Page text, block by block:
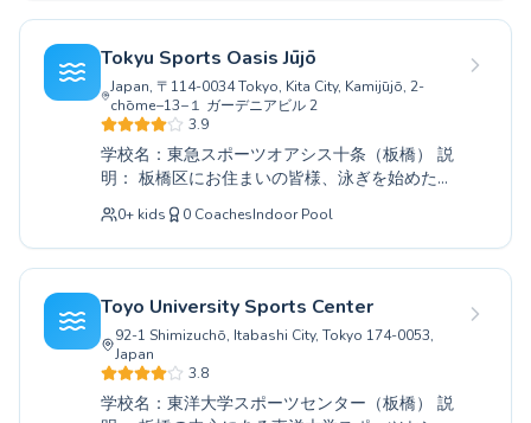
Los Angeles
London
Madrid
習う初心者の方から、より速く、より美しく泳
ぎたい経験者の方まで、それぞれの目標に合わ
せたきめ細やかな指導が受けられます。経験豊
富なコーチ陣が、安全で楽しい環境の中で、正
確な泳法と水中での心地よさを丁寧に指導いた
します。基礎体力づくりはもちろん、健康増進
やリフレッシュにも最適です。ぜひ一度、あず
さわ体育館温水プールにお越しいただき、水泳
の楽しさを体験してください。皆様のお越しを
Tokyu Sports Oasis Jūjō
Japan, 〒114-0034 Tokyo, Kita City, Kamijūjō, 2-
chōme−13−１ ガーデニアビル 2
3.9
学校名：東急スポーツオアシス十条（板橋） 説
明： 板橋区にお住まいの皆様、泳ぎを始めた
い、もっと上手になりたいとお考えなら、ぜひ
東急スポーツオアシス十条にご来店ください。
当スクールでは、全くの初心者から経験者、お
子様から大人の方まで、あらゆるレベルと年齢
のお客様に対応した多彩なコースをご用意して
おります。経験豊富なコーチ陣が、一人ひとり
のペースに合わせた丁寧な指導を心がけ、安全
で楽しい水泳体験を提供いたします。無理な
く、着実に、目標達成をサポートする指導で、
泳ぐことの楽しさ、健康増進、そして水への安
0+ kids 0 CoachesIndoor Pool
Toyo University Sports Center
92-1 Shimizuchō, Itabashi City, Tokyo 174-0053,
Japan
3.8
学校名：東洋大学スポーツセンター（板橋） 説